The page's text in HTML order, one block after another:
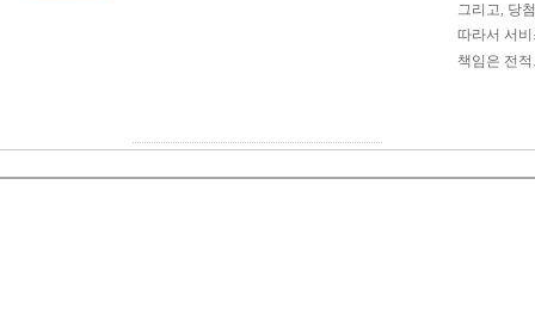
그리고, 당첨확정
따라서 서비스 이
책임은 전적으로